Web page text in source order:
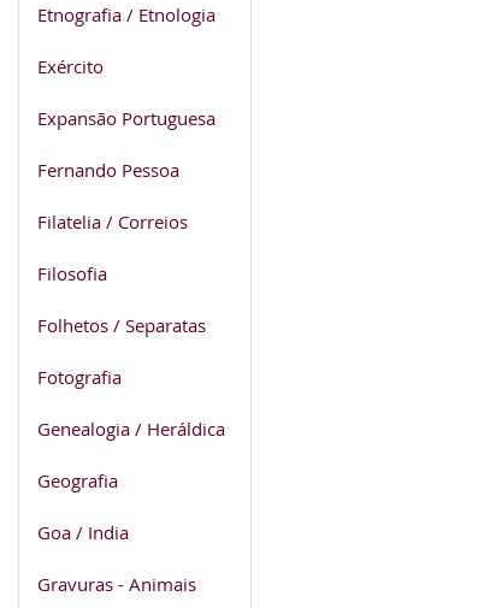
Etnografia / Etnologia
Exército
Expansão Portuguesa
Fernando Pessoa
Filatelia / Correios
Filosofia
Folhetos / Separatas
Fotografia
Genealogia / Heráldica
Geografia
Goa / India
Gravuras - Animais